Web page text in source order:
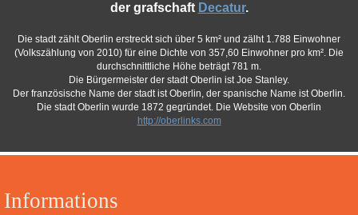
Informations
der grafschaft Decatur.
Die stadt zählt Oberlin erstreckt sich über 5 km² und zälht 1.788 Einwohner
(Volkszählung von 2010) für eine Dichte von 357,60 Einwohner pro km². Die
durchschnittliche Höhe beträgt 781 m.
Die Bürgermeister der stadt Oberlin ist Joe Stanley.
Der französische Name der stadt ist Oberlin, der spanische Name ist Oberlin.
Die stadt Oberlin wurde 1872 gegründet. Die Website von Oberlin
http://oberlinks.com